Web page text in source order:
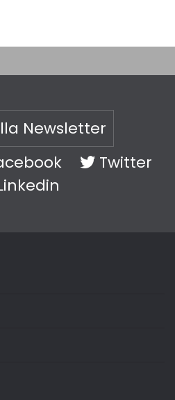
Newsletter
Twitter